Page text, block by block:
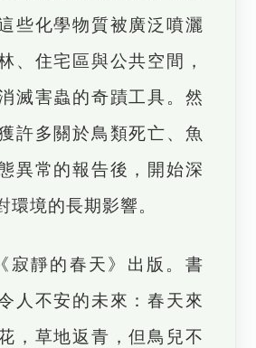
些化學物質被廣泛噴灑
、住宅區與公共空間，
滅害蟲的奇蹟工具。然
許多關於鳥類死亡、魚
異常的報告後，開始深
環境的長期影響。
寂靜的春天》出版。書
人不安的未來：春天來
，草地返青，但鳥兒不